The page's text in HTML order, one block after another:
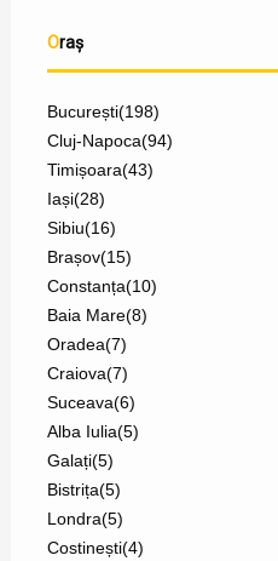
Oraș
București(198)
Cluj-Napoca(94)
Timișoara(43)
Iași(28)
Sibiu(16)
Brașov(15)
Constanța(10)
Baia Mare(8)
Oradea(7)
Craiova(7)
Suceava(6)
Alba Iulia(5)
Galați(5)
Bistrița(5)
Londra(5)
Costinești(4)